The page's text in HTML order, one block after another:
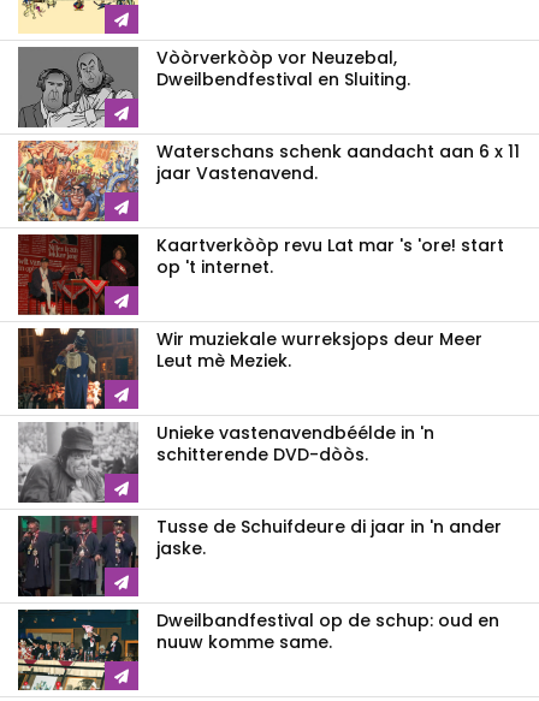
Vòòrverkòòp vor Neuzebal,
Dweilbendfestival en Sluiting.
Waterschans schenk aandacht aan 6 x 11
jaar Vastenavend.
Kaartverkòòp revu Lat mar 's 'ore! start
op 't internet.
Wir muziekale wurreksjops deur Meer
Leut mè Meziek.
Unieke vastenavendbéélde in 'n
schitterende DVD-dòòs.
Tusse de Schuifdeure di jaar in 'n ander
jaske.
Dweilbandfestival op de schup: oud en
nuuw komme same.